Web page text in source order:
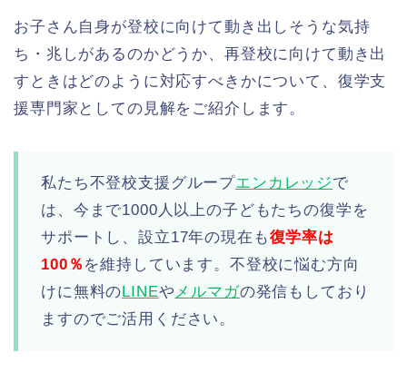
お子さん自身が登校に向けて動き出しそうな気持
ち・兆しがあるのかどうか、再登校に向けて動き出
すときはどのように対応すべきかについて、復学支
援専門家としての見解をご紹介します。
私たち不登校支援グループエンカレッジで
は、今まで1000人以上の子どもたちの復学を
サポートし、設立17年の現在も復学率は
100％ を維持しています。不登校に悩む方向
けに無料のLINEやメルマガの発信もしており
ますのでご活用ください。